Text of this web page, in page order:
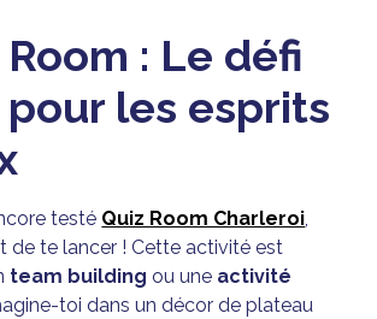
Room : Le défi
les esprits
testé Quiz Room Charleroi,
de te lancer ! Cette activité est
team building ou une activité
toi dans un décor de plateau